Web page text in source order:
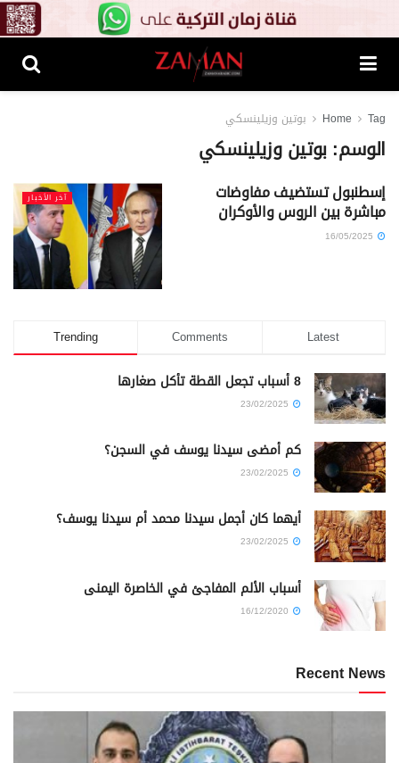
Home Tag بوتين وزيلينسكي
الوسم:بوتين وزيلينسكي
آخر الأخبار إسطنبول تستضيف مفاوضات
مباشرة بين الروس والأوكران
Trending Comments Latest
8 أسباب تجعل القطة تأكل صغارها
كم أمضى سيدنا يوسف في السجن؟
أيهما كان أجمل سيدنا محمد أم سيدنا يوسف؟
أسباب الألم المفاجئ في الخاصرة اليمنى
Recent News